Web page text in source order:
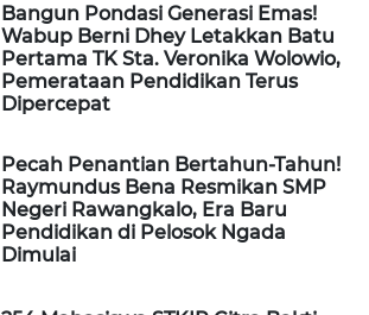
Bangun Pondasi Generasi Emas!
Wabup Berni Dhey Letakkan Batu
Pertama TK Sta. Veronika Wolowio,
Pemerataan Pendidikan Terus
Dipercepat
Pecah Penantian Bertahun-Tahun!
Raymundus Bena Resmikan SMP
Negeri Rawangkalo, Era Baru
Pendidikan di Pelosok Ngada
Dimulai